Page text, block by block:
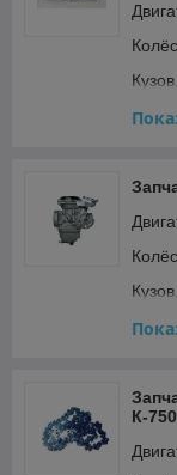
К-750